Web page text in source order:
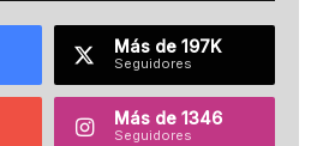
Más de 197K
Seguidores
Más de 1346
Seguidores